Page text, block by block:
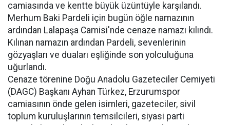
camiasında ve kentte büyük üzüntüyle karşılandı.
Merhum Baki Pardeli için bugün öğle namazının
ardından Lalapaşa Camisi'nde cenaze namazı kılındı.
Kılınan namazın ardından Pardeli, sevenlerinin
gözyaşları ve duaları eşliğinde son yolculuğuna
uğurlandı.
Cenaze törenine Doğu Anadolu Gazeteciler Cemiyeti
(DAGC) Başkanı Ayhan Türkez, Erzurumspor
camiasının önde gelen isimleri, gazeteciler, sivil
toplum kuruluşlarının temsilcileri, siyasi parti